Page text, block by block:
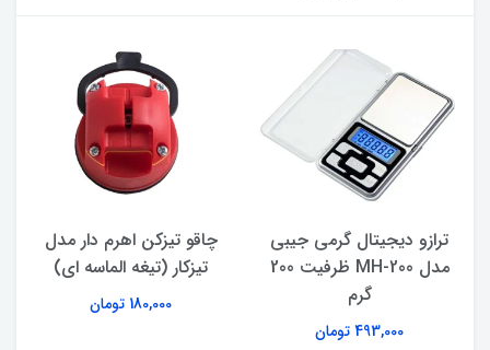
ترازو دیجیتال گرمی جیبی
مدل MH-200 ظرفیت 200
گرم
493,000 تومان
چاقو تیزکن اهرم‌ دار مدل
تیزکار (تیغه الماسه ای)
180,000 تومان